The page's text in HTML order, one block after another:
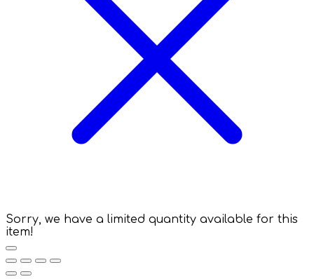
Sorry, we have a limited quantity available for this
item!